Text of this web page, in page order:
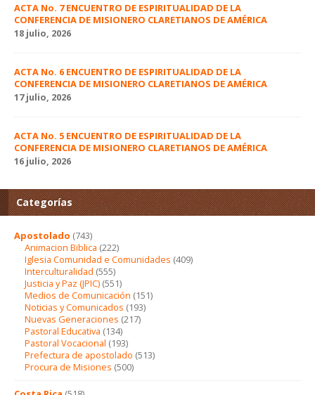
ACTA No. 7 ENCUENTRO DE ESPIRITUALIDAD DE LA
CONFERENCIA DE MISIONERO CLARETIANOS DE AMÉRICA
18 julio, 2026
ACTA No. 6 ENCUENTRO DE ESPIRITUALIDAD DE LA
CONFERENCIA DE MISIONERO CLARETIANOS DE AMÉRICA
17 julio, 2026
ACTA No. 5 ENCUENTRO DE ESPIRITUALIDAD DE LA
CONFERENCIA DE MISIONERO CLARETIANOS DE AMÉRICA
16 julio, 2026
Categorías
Apostolado (743)
Animacion Biblica (222)
Iglesia Comunidad e Comunidades (409)
Interculturalidad (555)
Justicia y Paz (JPIC) (551)
Medios de Comunicación (151)
Noticias y Comunicados (193)
Nuevas Generaciones (217)
Pastoral Educativa (134)
Pastoral Vocacional (193)
Prefectura de apostolado (513)
Procura de Misiones (500)